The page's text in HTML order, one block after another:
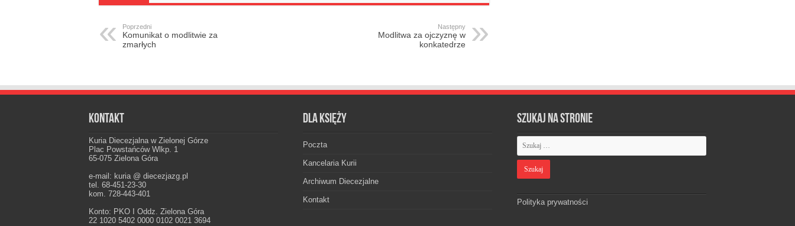
Poprzedni
Komunikat o modlitwie za
zmarłych
Następny
Modlitwa za ojczyznę w
konkatedrze
Kontakt
Kuria Diecezjalna w Zielonej Górze
Plac Powstańców Wlkp. 1
65-075 Zielona Góra
e-mail: kuria @ diecezjazg.pl
tel. 68-451-23-30
kom. 728-443-401
Konto: PKO I Oddz. Zielona Góra
22 1020 5402 0000 0102 0021 3694
Dla księży
Poczta
Kancelaria Kurii
Archiwum Diecezjalne
Kontakt
Szukaj na stronie
Polityka prywatności